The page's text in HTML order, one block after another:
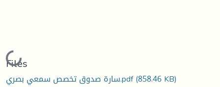
Loading...
Files
سارة صدوق تخصص سمعي بصري.pdf(858.46 KB)